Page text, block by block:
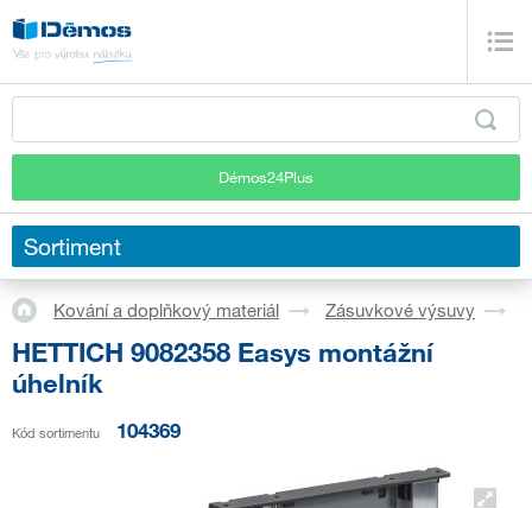
Démos24Plus
Sortiment
Kování a doplňkový materiál Zásuvkové výsuvy
HETTICH 9082358 Easys montážní
úhelník
Kód sortimentu 104369